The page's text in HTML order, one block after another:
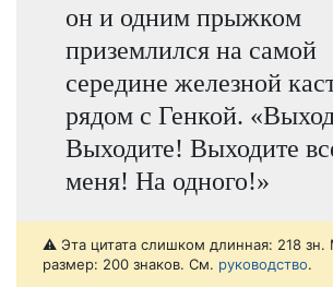
он и одним прыжком
приземлился на самой
середине железной
рядом с Генкой.
Выходите! Выходите
меня! На одного!»
⚠️ Эта цитата слишком длинная: 218
размер: 200 знаков. См. руководство.